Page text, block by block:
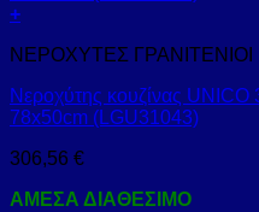
+
ΝΕΡΟΧΥΤΕΣ ΓΡΑΝΙΤΕΝΙΟΙ
Νεροχύτης κουζίνας
78x50cm (LGU31043)
306,56 €
ΑΜΕΣΑ ΔΙΑΘΕΣΙΜΟ